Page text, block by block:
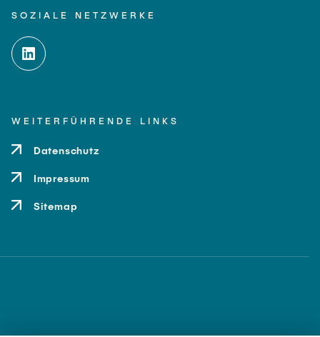
SOZIALE NETZWERKE
WEITERFÜHRENDE LINKS
Datenschutz
Impressum
Sitemap